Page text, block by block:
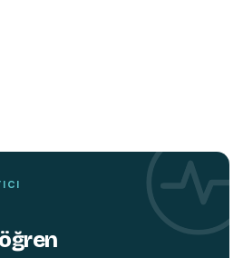
TEMIN ETMEK İÇIN TIKLAYIN